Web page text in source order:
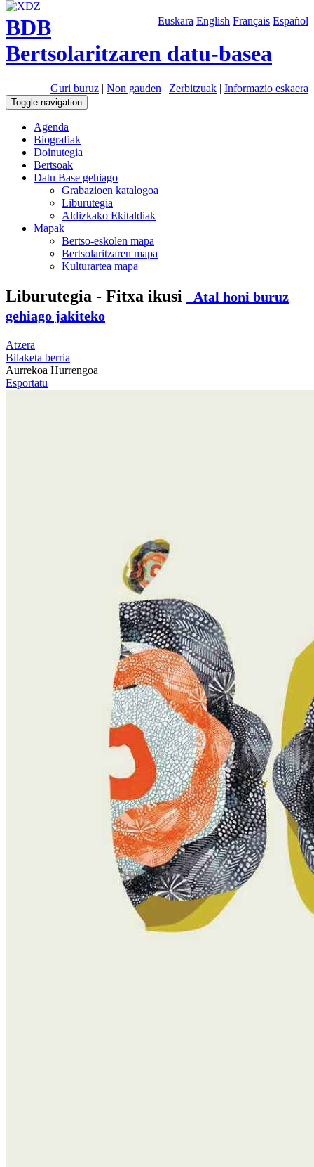
Euskara English Français Español
BDB
Bertsolaritzaren datu-basea
Guri buruz | Non gauden | Zerbitzuak | Informazio eskaera
Toggle navigation
Agenda
Biografiak
Doinutegia
Bertsoak
Datu Base gehiago
Grabazioen katalogoa
Liburutegia
Aldizkako Ekitaldiak
Mapak
Bertso-eskolen mapa
Bertsolaritzaren mapa
Kulturartea mapa
Liburutegia - Fitxa ikusi
Atal honi buruz
gehiago jakiteko
Atzera
Bilaketa berria
Aurrekoa Hurrengoa
Esportatu